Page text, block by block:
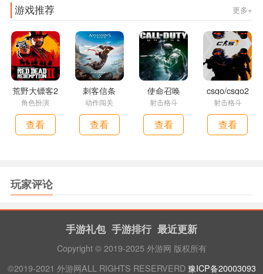
游戏推荐 更多+
荒野大镖客2
角色扮演
查看
刺客信条
动作闯关
查看
使命召唤
射击格斗
查看
csgo/csgo2
射击格斗
查看
玩家评论
手游礼包 手游排行 最近更新
Copyright © 2019-2025 外游网 版权所有
©2019-2021 外游网ALL RIGHTS RESERVERD 豫ICP备20003093